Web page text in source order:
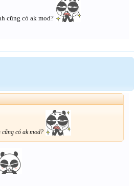
cũng có ak mod?
có ak mod?